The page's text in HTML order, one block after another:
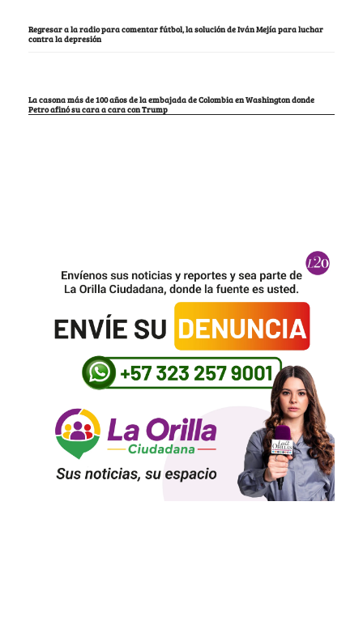
Regresar a la radio para comentar fútbol, la solución de Iván Mejía para luchar
contra la depresión
La casona más de 100 años de la embajada de Colombia en Washington donde
Petro afinó su cara a cara con Trump